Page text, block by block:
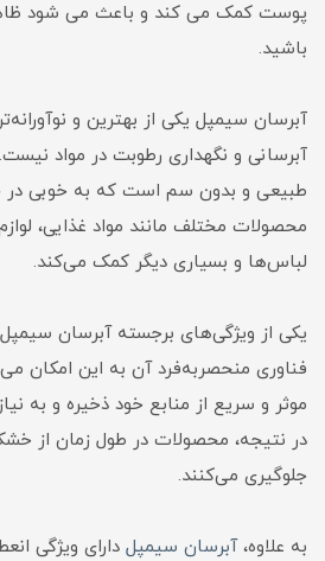
پوست کمک می کند و باعث می شود
باشید.
آبرسان سیمپل یکی از بهترین و
آبرسانی و نگهداری رطوبت در مواد
طبیعی و بدون سم است که به خوبی در
محصولات مختلف مانند مواد غذایی،
لباس‌ها و بسیاری دیگر کمک می‌کند.
یکی از ویژگی‌های برجسته آبرسان
فناوری منحصربه‌فرد آن به این امکان
موثر و سریع از منابع خود ذخیره و به
در نتیجه، محصولات در طول زمان از
جلوگیری می‌کنند.
به علاوه،آبرسان سیمپل دارای ویژگی